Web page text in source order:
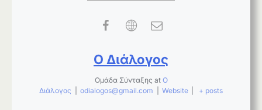
Ο Διάλογος
Ομάδα Σύνταξης at Ο
Διάλογος
odialogos@gmail.com Website + posts